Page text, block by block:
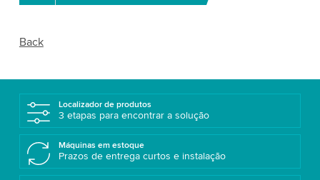
Back
Localizador de produtos
3 etapas para encontrar a solução
Máquinas em estoque
Prazos de entrega curtos e instalação